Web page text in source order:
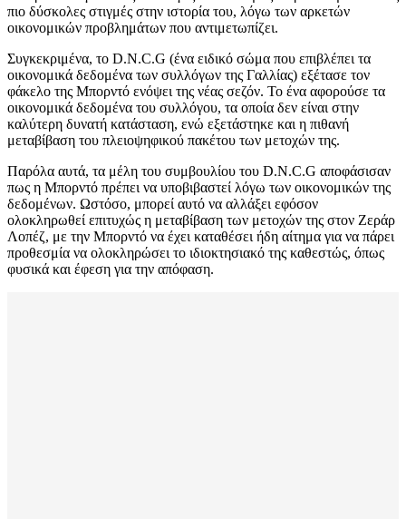
πιο δύσκολες στιγμές στην ιστορία του, λόγω των αρκετών
οικονομικών προβλημάτων που αντιμετωπίζει.
Συγκεκριμένα, το D.N.C.G (ένα ειδικό σώμα που επιβλέπει τα
οικονομικά δεδομένα των συλλόγων της Γαλλίας) εξέτασε τον
φάκελο της Μπορντό ενόψει της νέας σεζόν. Το ένα αφορούσε τα
οικονομικά δεδομένα του συλλόγου, τα οποία δεν είναι στην
καλύτερη δυνατή κατάσταση, ενώ εξετάστηκε και η πιθανή
μεταβίβαση του πλειοψηφικού πακέτου των μετοχών της.
Παρόλα αυτά, τα μέλη του συμβουλίου του D.N.C.G αποφάσισαν
πως η Μπορντό πρέπει να υποβιβαστεί λόγω των οικονομικών της
δεδομένων. Ωστόσο, μπορεί αυτό να αλλάξει εφόσον
ολοκληρωθεί επιτυχώς η μεταβίβαση των μετοχών της στον Ζεράρ
Λοπέζ, με την Μπορντό να έχει καταθέσει ήδη αίτημα για να πάρει
προθεσμία να ολοκληρώσει το ιδιοκτησιακό της καθεστώς, όπως
φυσικά και έφεση για την απόφαση.